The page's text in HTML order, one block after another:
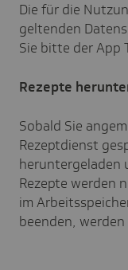
Die für die
geltenden
Sie bitte der App
Rezepte
Sobald Sie
Rezeptdienst
heruntergeladen
Rezepte werden
im
beenden,